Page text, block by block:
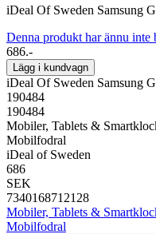
iDeal Of Sweden Samsung
Denna produkt har ännu inte
686.-
Lägg i kundvagn
iDeal Of Sweden Samsung
190484
190484
Mobiler, Tablets &
Mobilfodral
iDeal of Sweden
686
SEK
7340168712128
Mobiler, Tablets &
Mobilfodral